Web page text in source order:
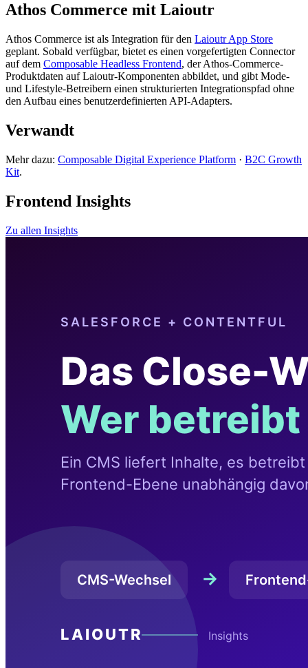
Athos Commerce mit Laioutr
Athos Commerce ist als Integration für den Laioutr App Store
geplant. Sobald verfügbar, bietet es einen vorgefertigten Connector
auf dem Composable Headless Frontend, der Athos-Commerce-
Produktdaten auf Laioutr-Komponenten abbildet, und gibt Mode-
und Lifestyle-Betreibern einen strukturierten Integrationspfad ohne
den Aufbau eines benutzerdefinierten API-Adapters.
Verwandt
Mehr dazu: Composable Digital Experience Platform · B2C Growth
Kit.
Frontend Insights
Zu allen Insights